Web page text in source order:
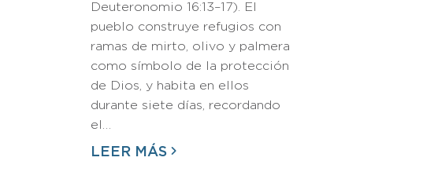
Deuteronomio 16:13–17). El
pueblo construye refugios con
ramas de mirto, olivo y palmera
como símbolo de la protección
de Dios, y habita en ellos
durante siete días, recordando
el…
LEER MÁS